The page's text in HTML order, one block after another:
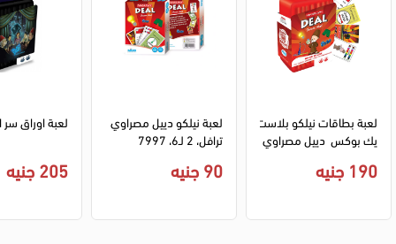
لعبة بطاقات نيلكو بلاست
يك بوكس  دييل مصراوي
190 جنيه
ترافل، 2 لـ6، 7997
90 جنيه
لعبة اوراق سر
205 جنيه